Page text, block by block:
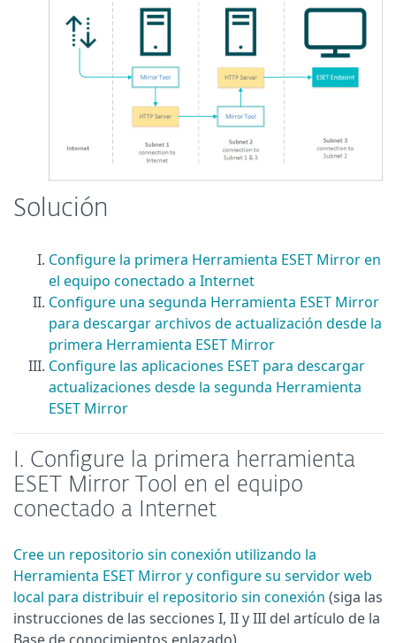
Solución
Configure la primera Herramienta ESET Mirror en
el equipo conectado a Internet
Configure una segunda Herramienta ESET Mirror
para descargar archivos de actualización desde la
primera Herramienta ESET Mirror
Configure las aplicaciones ESET para descargar
actualizaciones desde la segunda Herramienta
ESET Mirror
I. Configure la primera herramienta
ESET Mirror Tool en el equipo
conectado a Internet
Cree un repositorio sin conexión utilizando la
Herramienta ESET Mirror y configure su servidor web
local para distribuir el repositorio sin conexión (siga las
instrucciones de las secciones I, II y III del artículo de la